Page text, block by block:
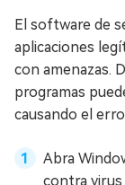
El software de
aplicaciones
con amenazas.
programas
causando el
Abra
contra virus